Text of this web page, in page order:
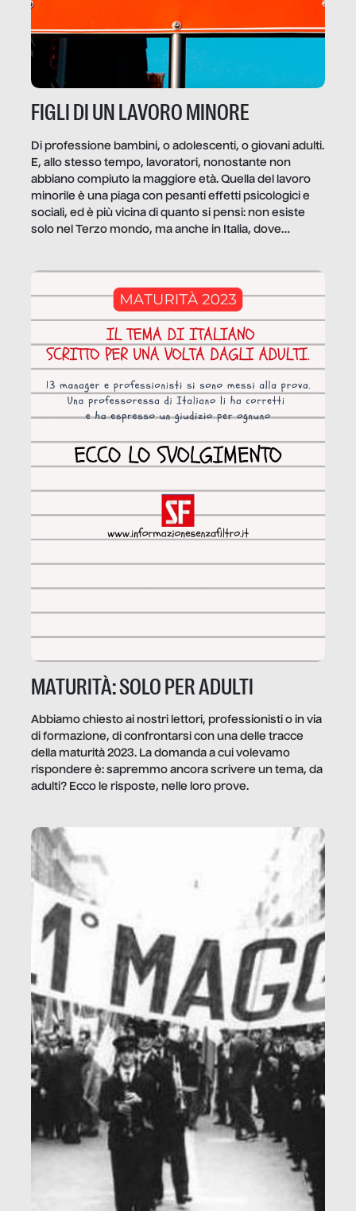
FIGLI DI UN LAVORO MINORE
Di professione bambini, o adolescenti, o giovani adulti.
E, allo stesso tempo, lavoratori, nonostante non
abbiano compiuto la maggiore età. Quella del lavoro
minorile è una piaga con pesanti effetti psicologici e
sociali, ed è più vicina di quanto si pensi: non esiste
solo nel Terzo mondo, ma anche in Italia, dove
MATURITÀ: SOLO PER ADULTI
Abbiamo chiesto ai nostri lettori, professionisti o in via
di formazione, di confrontarsi con una delle tracce
della maturità 2023. La domanda a cui volevamo
rispondere è: sapremmo ancora scrivere un tema, da
adulti? Ecco le risposte, nelle loro prove.